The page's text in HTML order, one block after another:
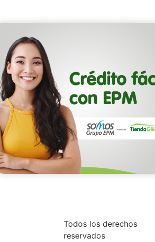
Todos los derechos
reservados